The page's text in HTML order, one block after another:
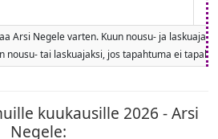
Arsi Negele varten. Kuun nousu- ja
nousu- tai laskuajaksi, jos tapahtuma ei
kuukausille 2026 - Arsi
Negele: